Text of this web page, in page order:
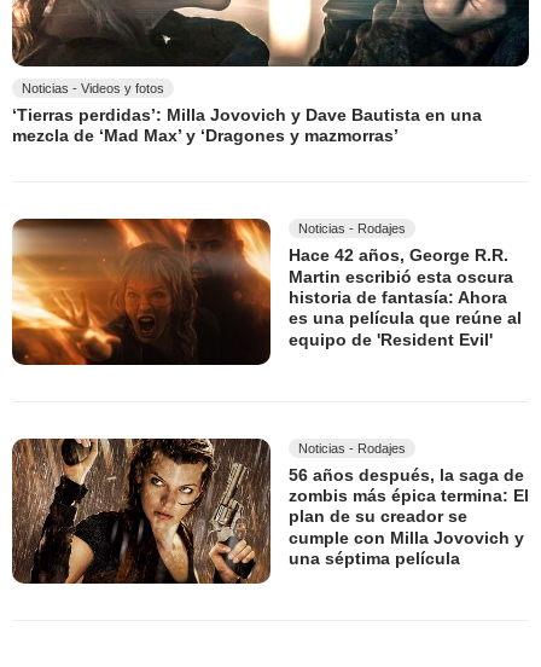
Noticias - Videos y fotos
‘Tierras perdidas’: Milla Jovovich y Dave Bautista en una
mezcla de ‘Mad Max’ y ‘Dragones y mazmorras’
Noticias - Rodajes
Hace 42 años, George R.R.
Martin escribió esta oscura
historia de fantasía: Ahora
es una película que reúne al
equipo de 'Resident Evil'
Noticias - Rodajes
56 años después, la saga de
zombis más épica termina: El
plan de su creador se
cumple con Milla Jovovich y
una séptima película